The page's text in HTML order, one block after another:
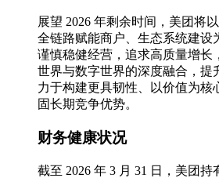
展望 2026 年剩余时间，美团将
全链路赋能商户、生态系统建设
谨慎稳健经营，追求高质量增长
世界与数字世界的深度融合，提
力于构建更具韧性、以价值为核
固长期竞争优势。
财务健康状况
截至 2026 年 3 月 31 日，美团